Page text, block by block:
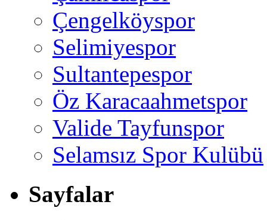
Çengelköyspor
Selimiyespor
Sultantepespor
Öz Karacaahmetspor
Valide Tayfunspor
Selamsız Spor Kulübü
Sayfalar